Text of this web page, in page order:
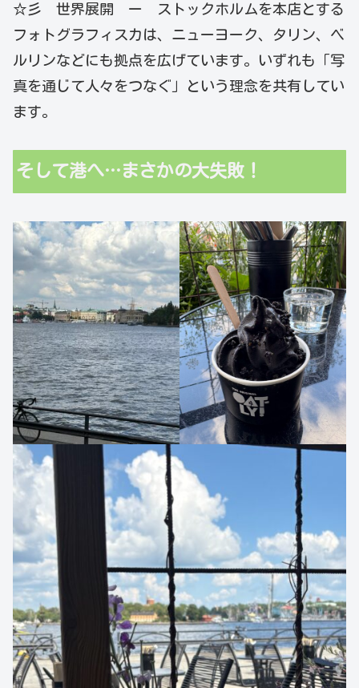
☆彡 世界展開 ー ストックホルムを本店とする
フォトグラフィスカは、ニューヨーク、タリン、ベ
ルリンなどにも拠点を広げています。いずれも「写
真を通じて人々をつなぐ」という理念を共有してい
ます。
そして港へ…まさかの大失敗！